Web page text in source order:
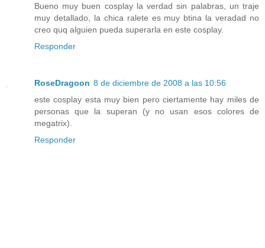
Bueno muy buen cosplay la verdad sin palabras, un traje
muy detallado, la chica ralete es muy btina la veradad no
creo quq alguien pueda superarla en este cosplay.
Responder
RoseDragoon 8 de diciembre de 2008 a las 10:56
este cosplay esta muy bien pero ciertamente hay miles de
personas que la superan (y no usan esos colores de
megatrix).
Responder